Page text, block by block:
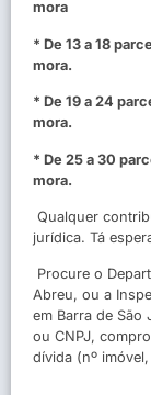
mora
* De 13 a 18
mora.
* De 19 a 24
mora.
* De 25 a 30
mora.
Qualquer
jurídica. Tá
Procure o
Abreu, ou a
em Barra de São
ou CNPJ,
dívida (nº